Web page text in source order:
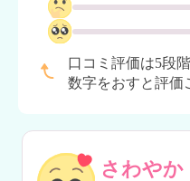
口コミ評価は5段
数字をおすと評価
さわやか